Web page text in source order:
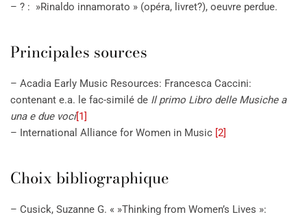
– ? : »Rinaldo innamorato » (opéra, livret?), oeuvre perdue.
Principales sources
– Acadia Early Music Resources: Francesca Caccini:
contenant e.a. le fac-similé de Il primo Libro delle Musiche a
una e due voci[1]
– International Alliance for Women in Music [2]
Choix bibliographique
– Cusick, Suzanne G. « »Thinking from Women’s Lives »: